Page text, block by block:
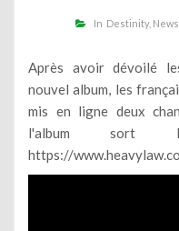
In Destinity News
Après avoir dévoilé
nouvel album, les
mis en ligne deux
l'album
https://